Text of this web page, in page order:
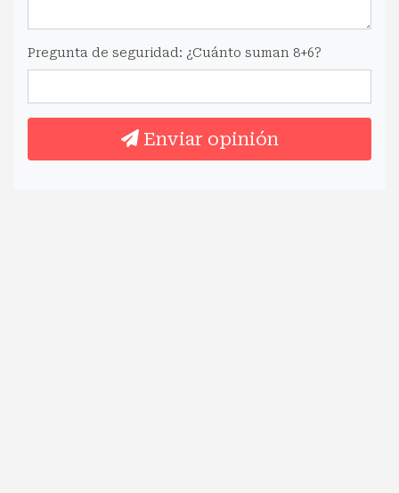
Pregunta de seguridad: ¿Cuánto suman 8+6?
Enviar opinión